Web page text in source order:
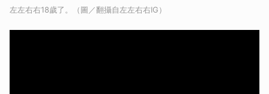
左左右右18歲了。（圖／翻攝自左左右右IG）